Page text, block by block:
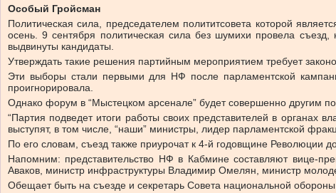
Особый Гройсман
Политическая сила, председателем полититсовета которой
осень. 9 сентября политическая сила без шумихи провела
выдвинуты кандидаты.
Утверждать такие решения партийным мероприятием требует
Эти выборы стали первыми для НФ после парламентской
проигнорировала.
Однако форум в “Мыстецком арсенале” будет совершенно другим
“Партия подведет итоги работы своих представителей в органах
выступят, в том числе, “наши” министры, лидер парламентской
По его словам, съезд также приурочат к 4-й годовщине Революции
Напомним: представительство НФ в Кабмине составляют вице-
Аваков, министр инфраструктуры Владимир Омелян, министр
Обещает быть на съезде и секретарь Совета национальной обороны